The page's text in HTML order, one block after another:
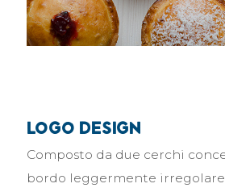
logo design
Composto da due cerchi
bordo leggermente